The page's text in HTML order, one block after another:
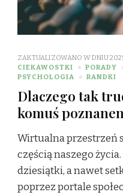
ZAKTUALIZOWANO W DNIU
CIEKAWOSTKI
PORADY
PSYCHOLOGIA
RANDKI
Dlaczego tak
komuś
Wirtualna przestrzeń
częścią naszego
dziesiątki, a nawet
poprzez portale